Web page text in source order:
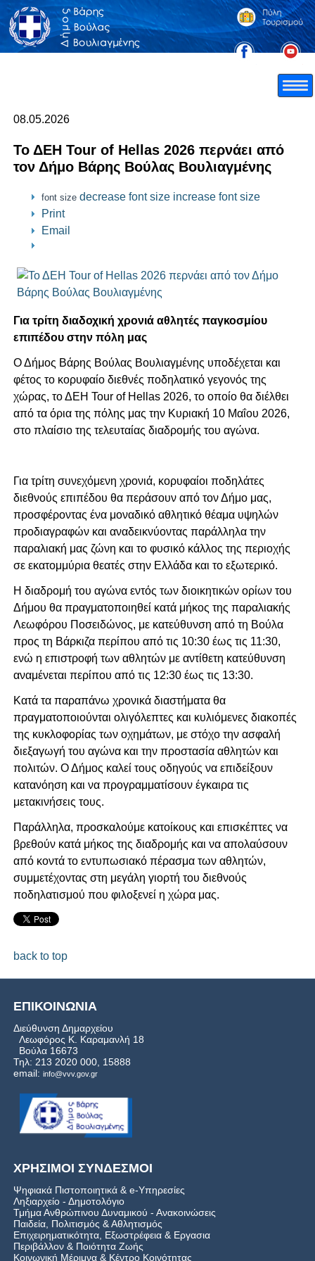
08.05.2026
Το ΔΕΗ Tour of Hellas 2026 περνάει από
τον Δήμο Βάρης Βούλας Βουλιαγμένης
font size decrease font size increase font size
Print
Email
Για τρίτη διαδοχική χρονιά αθλητές παγκοσμίου
επιπέδου στην πόλη μας
Ο Δήμος Βάρης Βούλας Βουλιαγμένης υποδέχεται και
φέτος το κορυφαίο διεθνές ποδηλατικό γεγονός της
χώρας, το ΔΕΗ Tour of Hellas 2026, το οποίο θα διέλθει
από τα όρια της πόλης μας την Κυριακή 10 Μαΐου 2026,
στο πλαίσιο της τελευταίας διαδρομής του αγώνα.
Για τρίτη συνεχόμενη χρονιά, κορυφαίοι ποδηλάτες
διεθνούς επιπέδου θα περάσουν από τον Δήμο μας,
προσφέροντας ένα μοναδικό αθλητικό θέαμα υψηλών
προδιαγραφών και αναδεικνύοντας παράλληλα την
παραλιακή μας ζώνη και το φυσικό κάλλος της περιοχής
σε εκατομμύρια θεατές στην Ελλάδα και το εξωτερικό.
Η διαδρομή του αγώνα εντός των διοικητικών ορίων του
Δήμου θα πραγματοποιηθεί κατά μήκος της παραλιακής
Λεωφόρου Ποσειδώνος, με κατεύθυνση από τη Βούλα
προς τη Βάρκιζα περίπου από τις 10:30 έως τις 11:30,
ενώ η επιστροφή των αθλητών με αντίθετη κατεύθυνση
αναμένεται περίπου από τις 12:30 έως τις 13:30.
Κατά τα παραπάνω χρονικά διαστήματα θα
πραγματοποιούνται ολιγόλεπτες και κυλιόμενες διακοπές
της κυκλοφορίας των οχημάτων, με στόχο την ασφαλή
διεξαγωγή του αγώνα και την προστασία αθλητών και
πολιτών. Ο Δήμος καλεί τους οδηγούς να επιδείξουν
κατανόηση και να προγραμματίσουν έγκαιρα τις
μετακινήσεις τους.
Παράλληλα, προσκαλούμε κατοίκους και επισκέπτες να
βρεθούν κατά μήκος της διαδρομής και να απολαύσουν
από κοντά το εντυπωσιακό πέρασμα των αθλητών,
συμμετέχοντας στη μεγάλη γιορτή του διεθνούς
ποδηλατισμού που φιλοξενεί η χώρα μας.
back to top
ΕΠΙΚΟΙΝΩΝΙΑ
Διεύθυνση Δημαρχείου
Λεωφόρος Κ. Καραμανλή 18
Βούλα 16673
Τηλ: 213 2020 000, 15888
email: info@vvv.gov.gr
ΧΡΗΣΙΜΟΙ ΣΥΝΔΕΣΜΟΙ
Ψηφιακά Πιστοποιητικά & e-Υπηρεσίες
Ληξιαρχείο - Δημοτολόγιο
Τμήμα Ανθρώπινου Δυναμικού - Ανακοινώσεις
Παιδεία, Πολιτισμός & Αθλητισμός
Επιχειρηματικότητα, Εξωστρέφεια & Εργασια
Περιβάλλον & Ποιότητα Ζωής
Kοινωνική Μέριμνα & Κέντρο Κοινότητας